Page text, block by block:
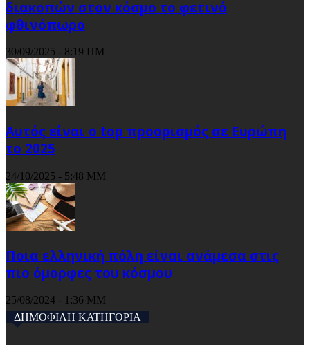
διακοπών στον κόσμο το φετινό
φθινόπωρο
30/09/2025 - 8:19 ΠΜ
Αυτός είναι ο top προορισμός σε Ευρώπη
το 2025
24/10/2025 - 5:48 ΜΜ
Ποια ελληνική πόλη είναι ανάμεσα στις
πιο όμορφες του κόσμου
25/08/2024 - 1:36 ΜΜ
ΔΗΜΟΦΙΛΗ ΚΑΤΗΓΟΡΙΑ